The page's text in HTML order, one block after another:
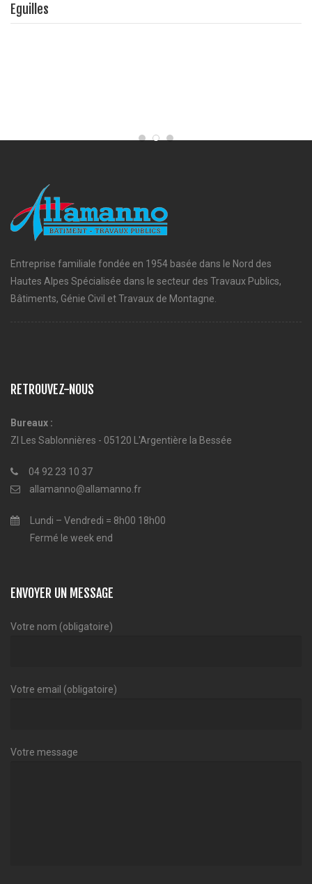
Eguilles
Entreprise familiale fondée en 1954 basée dans le Nord des
Hautes Alpes Spécialisée dans le secteur des Travaux Publics,
Bâtiments, Génie Civil et Travaux de Montagne.
RETROUVEZ-NOUS
Bureaux :
ZI Les Sablonnières - 05120 L'Argentière la Bessée
04 92 23 10 37
allamanno@allamanno.fr
Lundi – Vendredi = 8h00 18h00
Fermé le week end
ENVOYER UN MESSAGE
Votre nom (obligatoire)
Votre email (obligatoire)
Votre message